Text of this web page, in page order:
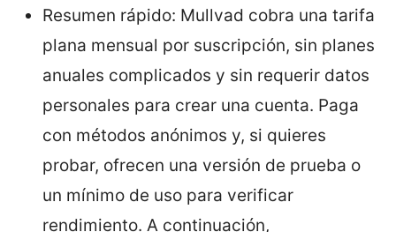
Resumen rápido: Mullvad cobra una tarifa
plana mensual por suscripción, sin planes
anuales complicados y sin requerir datos
personales para crear una cuenta. Paga
con métodos anónimos y, si quieres
probar, ofrecen una versión de prueba o
un mínimo de uso para verificar
rendimiento. A continuación,